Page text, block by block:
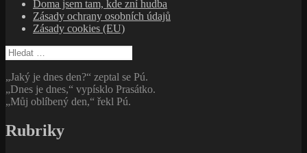
Doma jsem tam, kde zní hudba
Zásady ochrany osobních údajů
Zásady cookies (EU)
Vyhledávání
„Jaký je dnes den?“ zeptal se Pú.
„Dnes je dnes,“ vypísklo Prasátko.
„Můj oblíbený den,“ řekl Pú.
Rubriky